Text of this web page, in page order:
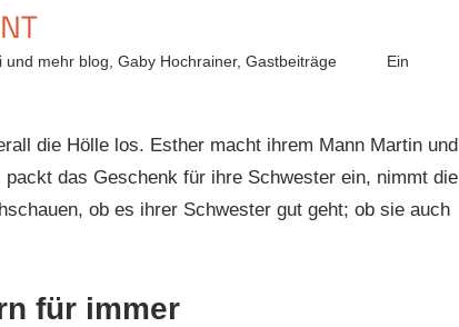
und mehr blog ,Gaby Hochrainer,Gastbeiträge
Ein
die Hölle los. Esther macht ihrem Mann Martin und
das Geschenk für ihre Schwester ein, nimmt die
ob es ihrer Schwester gut geht; ob sie auch
für immer